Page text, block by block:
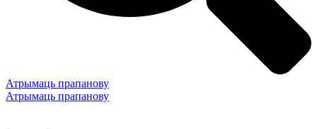
Атрымаць прапанову
Атрымаць прапанову